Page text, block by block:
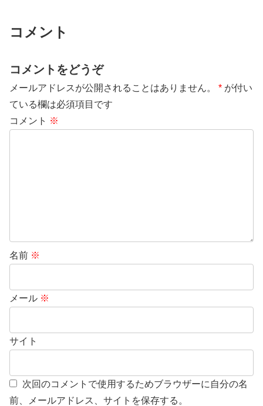
コメント
コメントをどうぞ
メールアドレスが公開されることはありません。 * が付い
ている欄は必須項目です
コメント ※
名前 ※
メール ※
サイト
次回のコメントで使用するためブラウザーに自分の名
前、メールアドレス、サイトを保存する。